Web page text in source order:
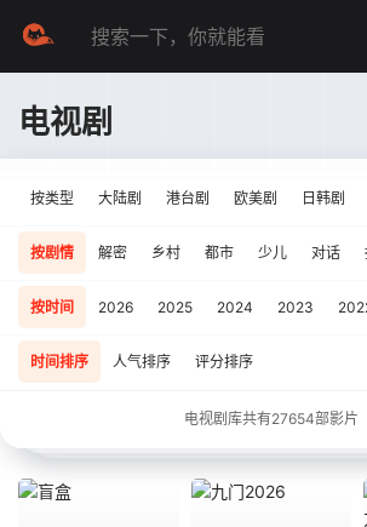
电视剧
按类型 大陆剧 港台剧 欧美剧 日韩剧
按剧情 解密 乡村 都市 少儿 对话
按时间 2026 2025 2024 2023
时间排序 人气排序 评分排序
电视剧库共有27654部影片